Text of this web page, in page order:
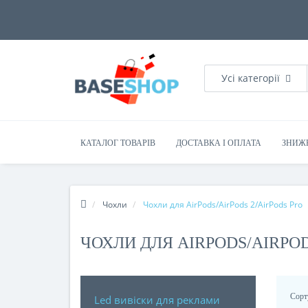
Усі категорії
КАТАЛОГ ТОВАРІВ ДОСТАВКА І ОПЛАТА
Чохли Чохли для AirPods/AirPods 2/AirPods Pro
ЧОХЛИ ДЛЯ AIRPODS/
Led вивіски для реклами